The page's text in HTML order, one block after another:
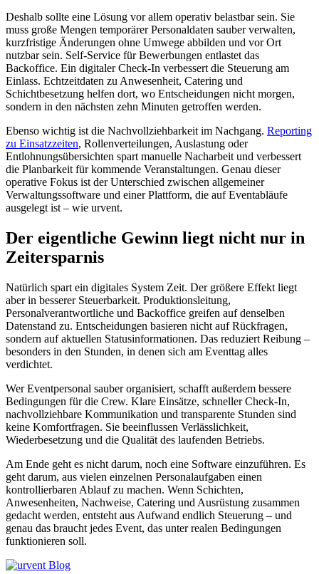
Deshalb sollte eine Lösung vor allem operativ belastbar sein. Sie
muss große Mengen temporärer Personaldaten sauber verwalten,
kurzfristige Änderungen ohne Umwege abbilden und vor Ort
nutzbar sein. Self-Service für Bewerbungen entlastet das
Backoffice. Ein digitaler Check-In verbessert die Steuerung am
Einlass. Echtzeitdaten zu Anwesenheit, Catering und
Schichtbesetzung helfen dort, wo Entscheidungen nicht morgen,
sondern in den nächsten zehn Minuten getroffen werden.
Ebenso wichtig ist die Nachvollziehbarkeit im Nachgang. Reporting
zu Einsatzzeiten, Rollenverteilungen, Auslastung oder
Entlohnungsübersichten spart manuelle Nacharbeit und verbessert
die Planbarkeit für kommende Veranstaltungen. Genau dieser
operative Fokus ist der Unterschied zwischen allgemeiner
Verwaltungssoftware und einer Plattform, die auf Eventabläufe
ausgelegt ist – wie urvent.
Der eigentliche Gewinn liegt nicht nur in
Zeitersparnis
Natürlich spart ein digitales System Zeit. Der größere Effekt liegt
aber in besserer Steuerbarkeit. Produktionsleitung,
Personalverantwortliche und Backoffice greifen auf denselben
Datenstand zu. Entscheidungen basieren nicht auf Rückfragen,
sondern auf aktuellen Statusinformationen. Das reduziert Reibung –
besonders in den Stunden, in denen sich am Eventtag alles
verdichtet.
Wer Eventpersonal sauber organisiert, schafft außerdem bessere
Bedingungen für die Crew. Klare Einsätze, schneller Check-In,
nachvollziehbare Kommunikation und transparente Stunden sind
keine Komfortfragen. Sie beeinflussen Verlässlichkeit,
Wiederbesetzung und die Qualität des laufenden Betriebs.
Am Ende geht es nicht darum, noch eine Software einzuführen. Es
geht darum, aus vielen einzelnen Personalaufgaben einen
kontrollierbaren Ablauf zu machen. Wenn Schichten,
Anwesenheiten, Nachweise, Catering und Ausrüstung zusammen
gedacht werden, entsteht aus Aufwand endlich Steuerung – und
genau das braucht jedes Event, das unter realen Bedingungen
funktionieren soll.